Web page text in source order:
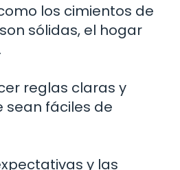
los cimientos de
sólidas, el hogar
reglas claras y
sean fáciles de
y las